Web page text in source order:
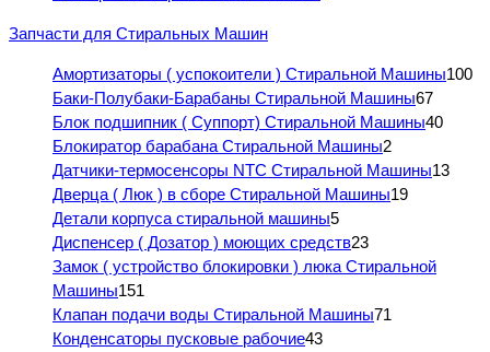
Запчасти для Стиральных Машин
Амортизаторы ( успокоители ) Стиральной Машины100
Баки-Полубаки-Барабаны Стиральной Машины67
Блок подшипник ( Суппорт) Стиральной Машины40
Блокиратор барабана Стиральной Машины2
Датчики-термосенсоры NTC Стиральной Машины13
Дверца ( Люк ) в сборе Стиральной Машины19
Детали корпуса стиральной машины5
Диспенсер ( Дозатор ) моющих средств23
Замок ( устройство блокировки ) люка Стиральной
Машины151
Клапан подачи воды Стиральной Машины71
Конденсаторы пусковые рабочие43